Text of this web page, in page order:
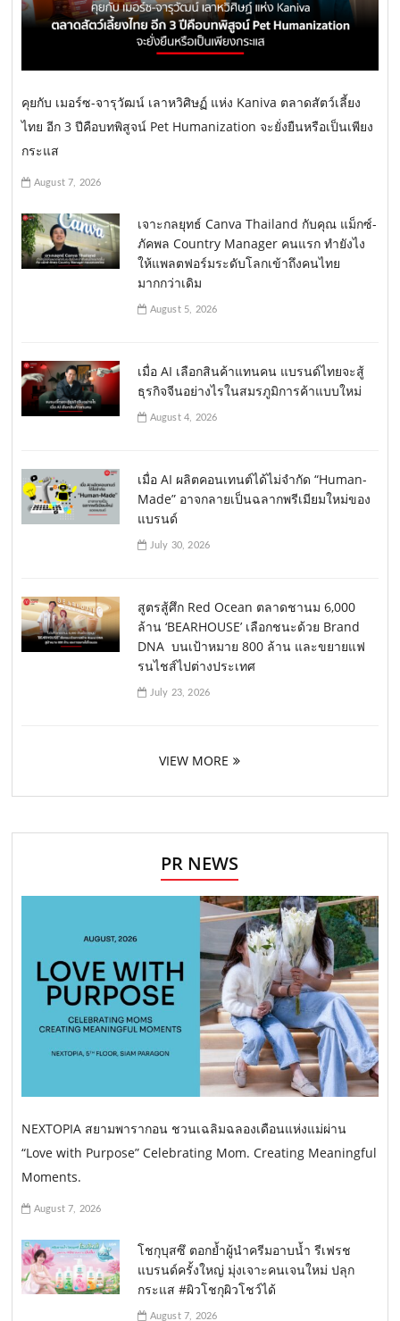
คุยกับ เมอร์ซ-จารุวัฒน์ เลาหวิศิษฏ์ แห่ง Kaniva ตลาดสัตว์เลี้ยง
ไทย อีก 3 ปีคือบทพิสูจน์ Pet Humanization จะยั่งยืนหรือเป็นเพียง
กระแส
August 7, 2026
เจาะกลยุทธ์ Canva Thailand กับคุณ แม็กซ์-
ภัคพล Country Manager คนแรก ทำยังไง
ให้แพลตฟอร์มระดับโลกเข้าถึงคนไทย
มากกว่าเดิม
August 5, 2026
เมื่อ AI เลือกสินค้าแทนคน แบรนด์ไทยจะสู้
ธุรกิจจีนอย่างไรในสมรภูมิการค้าแบบใหม่
August 4, 2026
เมื่อ AI ผลิตคอนเทนต์ได้ไม่จำกัด “Human-
Made” อาจกลายเป็นฉลากพรีเมียมใหม่ของ
แบรนด์
July 30, 2026
สูตรสู้ศึก Red Ocean ตลาดชานม 6,000
ล้าน ‘BEARHOUSE’ เลือกชนะด้วย Brand
DNA บนเป้าหมาย 800 ล้าน และขยายแฟ
รนไชส์ไปต่างประเทศ
July 23, 2026
VIEW MORE
PR NEWS
NEXTOPIA สยามพารากอน ชวนเฉลิมฉลองเดือนแห่งแม่ผ่าน
“Love with Purpose” Celebrating Mom. Creating Meaningful
Moments.
August 7, 2026
โชกุบุสซึ ตอกย้ำผู้นำครีมอาบน้ำ รีเฟรช
แบรนด์ครั้งใหญ่ มุ่งเจาะคนเจนใหม่ ปลุก
กระแส #ผิวโชกุผิวโชว์ได้
August 7, 2026